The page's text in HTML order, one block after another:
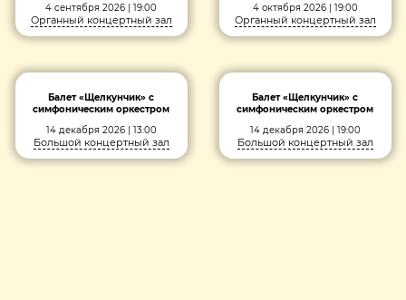
4 сентября 2026 | 19:00
Органный концертный зал
4 октября 2026 | 19:00
Органный концертный зал
Балет «Щелкунчик» с
симфоническим оркестром
14 декабря 2026 | 13:00
Большой концертный зал
Балет «Щелкунчик» с
симфоническим оркестром
14 декабря 2026 | 19:00
Большой концертный зал